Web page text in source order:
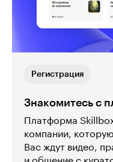
Регистрация
Знакомитесь с
Платформа
компании,
Вас ждут видео,